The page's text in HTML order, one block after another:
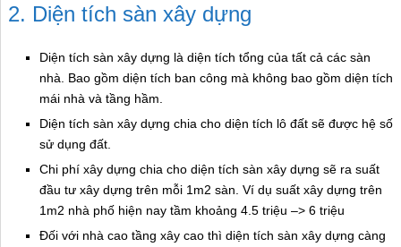
2. Diện tích sàn xây dựng
Diện tích sàn xây dựng là diện tích tổng của tất cả các sàn
nhà. Bao gồm diện tích ban công mà không bao gồm diện tích
mái nhà và tầng hầm.
Diện tích sàn xây dựng chia cho diện tích lô đất sẽ được hệ số
sử dụng đất.
Chi phí xây dựng chia cho diện tích sàn xây dựng sẽ ra suất
đầu tư xây dựng trên mỗi 1m2 sàn. Ví dụ suất xây dựng trên
1m2 nhà phố hiện nay tầm khoảng 4.5 triệu –> 6 triệu
Đối với nhà cao tầng xây cao thì diện tích sàn xây dựng càng